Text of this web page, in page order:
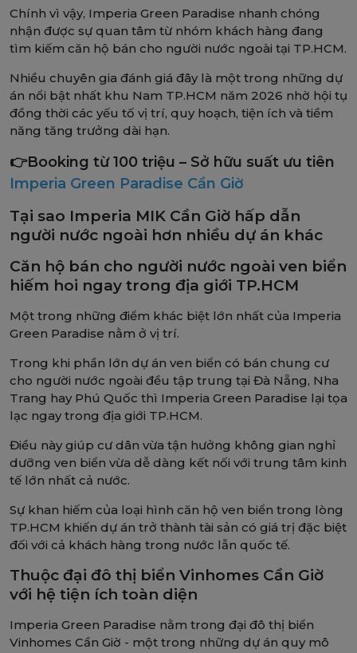
Chính vì vậy, Imperia Green Paradise nhanh chóng
nhận được sự quan tâm từ nhóm khách hàng đang
tìm kiếm căn hộ bán cho người nước ngoài tại TP.HCM.
Nhiều chuyên gia đánh giá đây là một trong những dự
án nổi bật nhất khu Nam TP.HCM năm 2026 nhờ hội tụ
đồng thời các yếu tố vị trí, quy hoạch, tiện ích và tiềm
năng tăng trưởng dài hạn.
👉Booking từ 100 triệu – Sở hữu suất ưu tiên
Imperia Green Paradise Cần Giờ
Tại sao Imperia MIK Cần Giờ hấp dẫn
người nước ngoài hơn nhiều dự án khác
Căn hộ bán cho người nước ngoài ven biển
hiếm hoi ngay trong địa giới TP.HCM
Một trong những điểm khác biệt lớn nhất của Imperia
Green Paradise nằm ở vị trí.
Trong khi phần lớn dự án ven biển có bán chung cư
cho người nước ngoài đều tập trung tại Đà Nẵng, Nha
Trang hay Phú Quốc thì Imperia Green Paradise lại tọa
lạc ngay trong địa giới TP.HCM.
Điều này giúp cư dân vừa tận hưởng không gian nghỉ
dưỡng ven biển vừa dễ dàng kết nối với trung tâm kinh
tế lớn nhất cả nước.
Sự khan hiếm của loại hình căn hộ ven biển trong lòng
TP.HCM khiến dự án trở thành tài sản có giá trị đặc biệt
đối với cả khách hàng trong nước lẫn quốc tế.
Thuộc đại đô thị biển Vinhomes Cần Giờ
với hệ tiện ích toàn diện
Imperia Green Paradise nằm trong đại đô thị biển
Vinhomes Cần Giờ - một trong những dự án quy mô